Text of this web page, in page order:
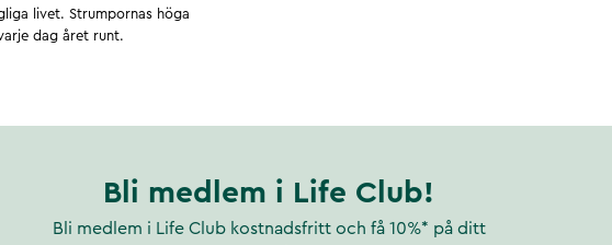
livet. Strumpornas höga
dag året runt.
Bli medlem i Life Club!
Bli medlem i Life Club kostnadsfritt och få 10%* på ditt